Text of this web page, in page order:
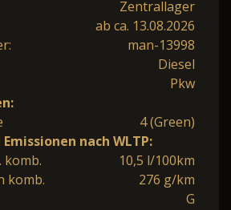
Zentrallager
ab ca. 13.08.2026
man-13998
Diesel
Pkw
4 (Green)
nach WLTP:
10,5 l/100km
komb.
276 g/km
G